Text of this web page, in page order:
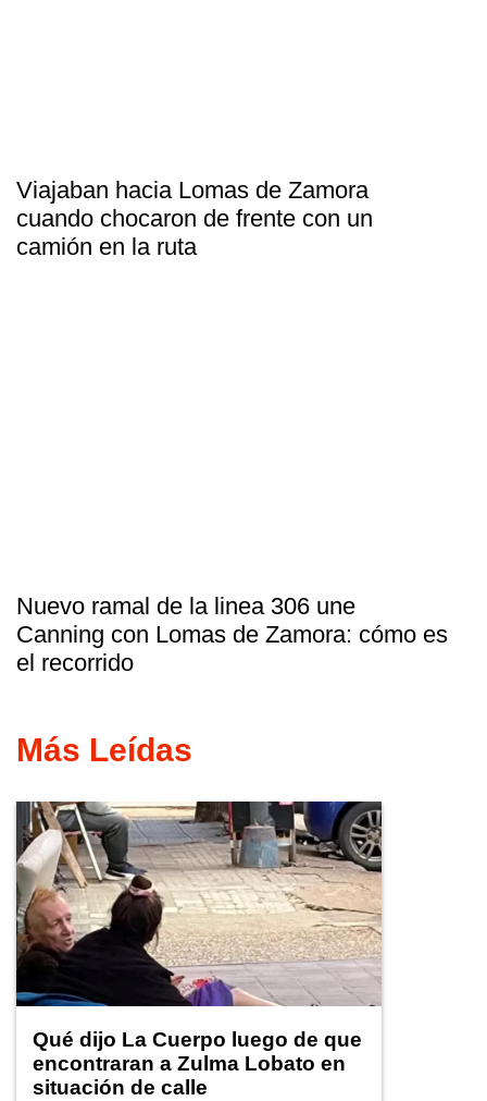
Viajaban hacia Lomas de Zamora
cuando chocaron de frente con un
camión en la ruta
Nuevo ramal de la linea 306 une
Canning con Lomas de Zamora: cómo es
el recorrido
Más Leídas
Qué dijo La Cuerpo luego de que
encontraran a Zulma Lobato en
situación de calle